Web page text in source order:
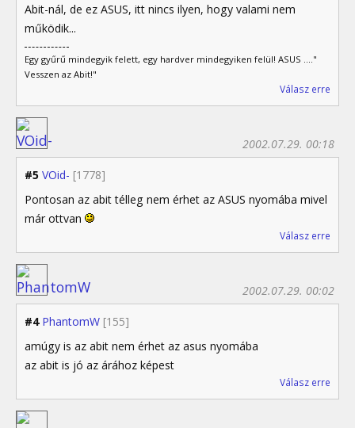
Abit-nál, de ez ASUS, itt nincs ilyen, hogy valami nem
működik...
Egy gyűrű mindegyik felett, egy hardver mindegyiken felül! ASUS ...."
Vesszen az Abit!"
Válasz erre
#5 VOid- [1778]
2002.07.29. 00:18
Pontosan az abit télleg nem érhet az ASUS nyomába mivel
már ottvan
Válasz erre
#4 PhantomW [155]
2002.07.29. 00:02
amúgy is az abit nem érhet az asus nyomába
az abit is jó az árához képest
Válasz erre